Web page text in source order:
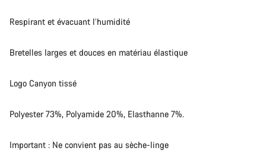
Respirant et évacuant l’humidité
Bretelles larges et douces en matériau élastique
Logo Canyon tissé
Polyester 73%, Polyamide 20%, Elasthanne 7%.
Important : Ne convient pas au sèche-linge